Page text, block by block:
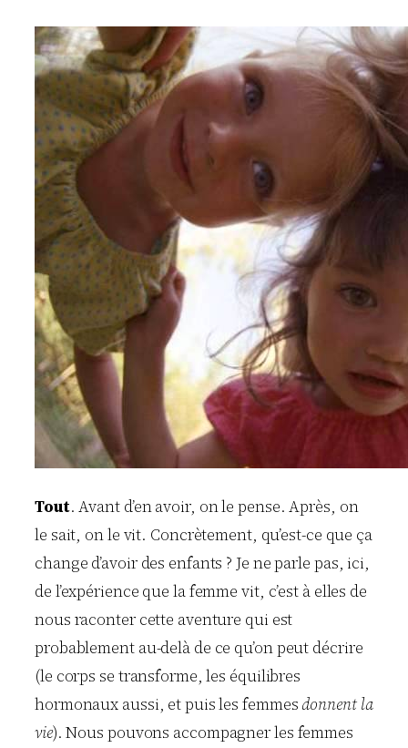
Tout. Avant d’en avoir, on le pense. Après, on
le sait, on le vit. Concrètement, qu’est-ce que ça
change d’avoir des enfants ? Je ne parle pas, ici,
de l’expérience que la femme vit, c’est à elles de
nous raconter cette aventure qui est
probablement au-delà de ce qu’on peut décrire
(le corps se transforme, les équilibres
hormonaux aussi, et puis les femmesdonnent la
vie). Nous pouvons accompagner les femmes